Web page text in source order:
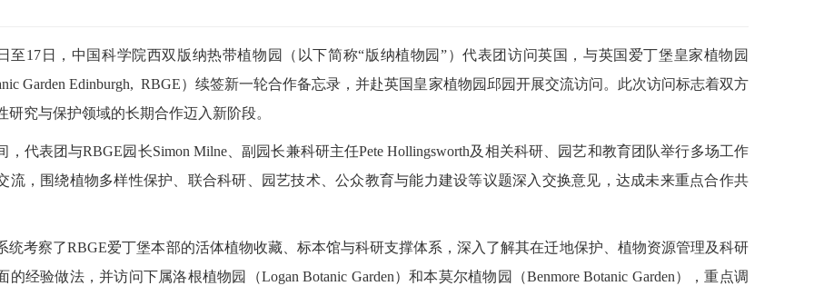
至17日，中国科学院西双版纳热带植物园（以下简称“版纳植物园”）代表团访问英国，与英国爱丁堡皇家植物园
Garden Edinburgh, RBGE）续签新一轮合作备忘录，并赴英国皇家植物园邱园开展交流访问。此次访问标志着双方
研究与保护领域的长期合作迈入新阶段。
，代表团与RBGE园长Simon Milne、副园长兼科研主任Pete Hollingsworth及相关科研、园艺和教育团队举行多场工作
流，围绕植物多样性保护、联合科研、园艺技术、公众教育与能力建设等议题深入交换意见，达成未来重点合作共
统考察了RBGE爱丁堡本部的活体植物收藏、标本馆与科研支撑体系，深入了解其在迁地保护、植物资源管理及科研
的经验做法，并访问下属洛根植物园（Logan Botanic Garden）和本莫尔植物园（Benmore Botanic Garden），重点调